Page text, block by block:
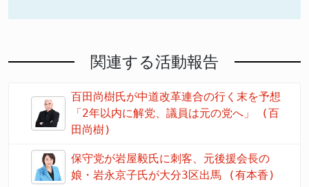
関連する活動報告
百田尚樹氏が中道改革連合の行く末を予想
「2年以内に解党、議員は元の党へ」 (百
田尚樹)
保守党が岩屋毅氏に刺客、元後援会長の
娘・岩永京子氏が大分3区出馬 (有本香)